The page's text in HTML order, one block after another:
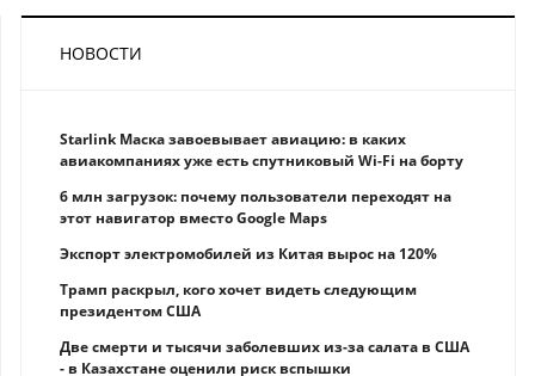
НОВОСТИ
Starlink Маска завоевывает авиацию: в каких
авиакомпаниях уже есть спутниковый Wi-Fi на борту
6 млн загрузок: почему пользователи переходят на
этот навигатор вместо Google Maps
Экспорт электромобилей из Китая вырос на 120%
Трамп раскрыл, кого хочет видеть следующим
президентом США
Две смерти и тысячи заболевших из-за салата в США
- в Казахстане оценили риск вспышки